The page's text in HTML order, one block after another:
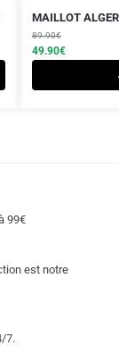
MAILLOT
89.90€
Le
prix
initial
était :
49.90€
Le
prix
actuel
est :
Ce
produit
a
page
99€
est notre
7.